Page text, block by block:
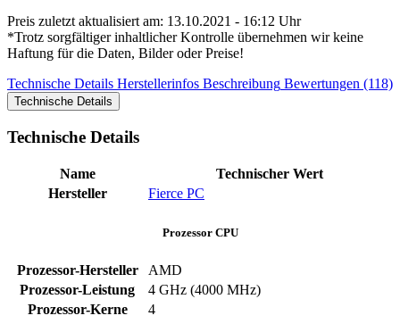
Preis zuletzt aktualisiert am: 13.10.2021 - 16:12 Uhr
*Trotz sorgfältiger inhaltlicher Kontrolle übernehmen wir keine
Haftung für die Daten, Bilder oder Preise!
Technische Details Herstellerinfos Beschreibung Bewertungen (118)
Technische Details
Technische Details
Name
Technischer Wert
Hersteller
Fierce PC
Prozessor CPU
Prozessor-Hersteller
AMD
Prozessor-Leistung
4 GHz (4000 MHz)
Prozessor-Kerne
4